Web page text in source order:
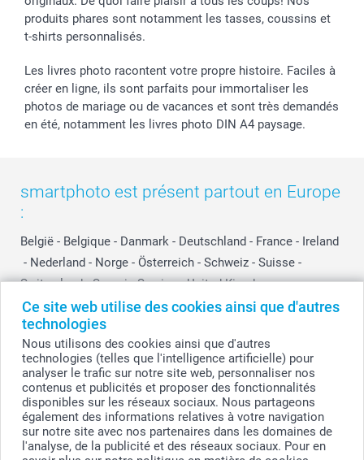
Ce site web utilise des cookies ainsi que d'autres
technologies
Nous utilisons des cookies ainsi que d'autres
technologies (telles que l'intelligence artificielle) pour
analyser le trafic sur notre site web, personnaliser nos
contenus et publicités et proposer des fonctionnalités
disponibles sur les réseaux sociaux. Nous partageons
également des informations relatives à votre navigation
sur notre site avec nos partenaires dans les domaines de
l'analyse, de la publicité et des réseaux sociaux. Pour en
produits phares sont notamment les tasses, coussins et
t-shirts personnalisés.
Les livres photo racontent votre propre histoire. Faciles à
créer en ligne, ils sont parfaits pour immortaliser les
photos de mariage ou de vacances et sont très demandés
en été, notamment les livres photo DIN A4 paysage.
smartphoto est présent partout en Europe
:
België - Belgique - Danmark - Deutschland - France - Ireland
- Nederland - Norge - Österreich - Schweiz - Suisse -
Switzerland - Suomi - Sverige - United Kingdom -
Other Countries
© smartphoto group. Tous droits réservés
Tous les prix sont en francs suisses (CHF), TVA incluse et hors frais de port.